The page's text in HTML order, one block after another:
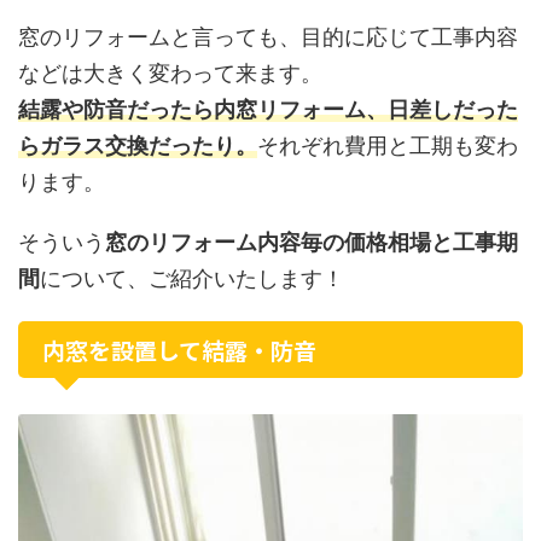
窓のリフォームと言っても、目的に応じて工事内容
などは大きく変わって来ます。
結露や防音だったら内窓リフォーム、日差しだった
らガラス交換だったり。それぞれ費用と工期も変わ
ります。
そういう 窓のリフォーム内容毎の価格相場と工事期
間について、ご紹介いたします！
内窓を設置して結露・防音